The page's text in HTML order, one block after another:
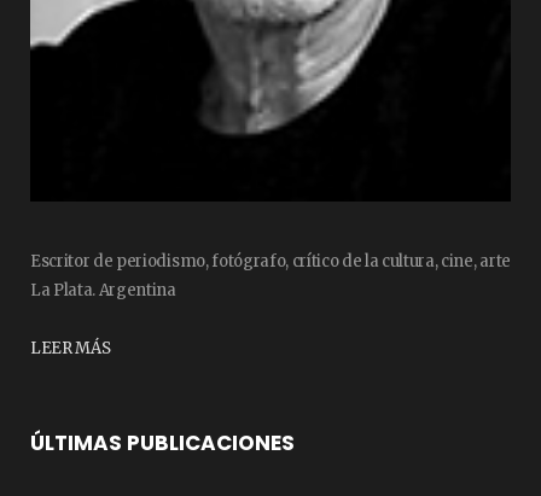
Escritor de periodismo, fotógrafo, crítico de la cultura, cine, arte
La Plata. Argentina
LEER MÁS
ÚLTIMAS PUBLICACIONES